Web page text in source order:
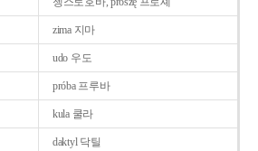
zima 지마
udo 우도
próba 프루바
kula 쿨라
daktyl 닥틸